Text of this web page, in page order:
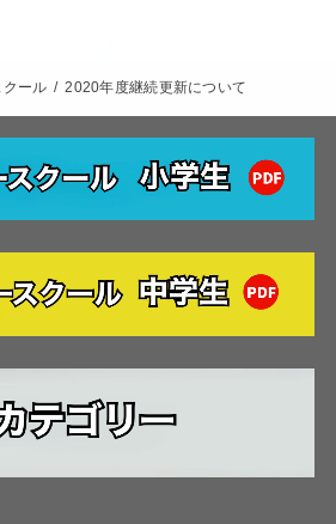
クール 2020年度継続更新について